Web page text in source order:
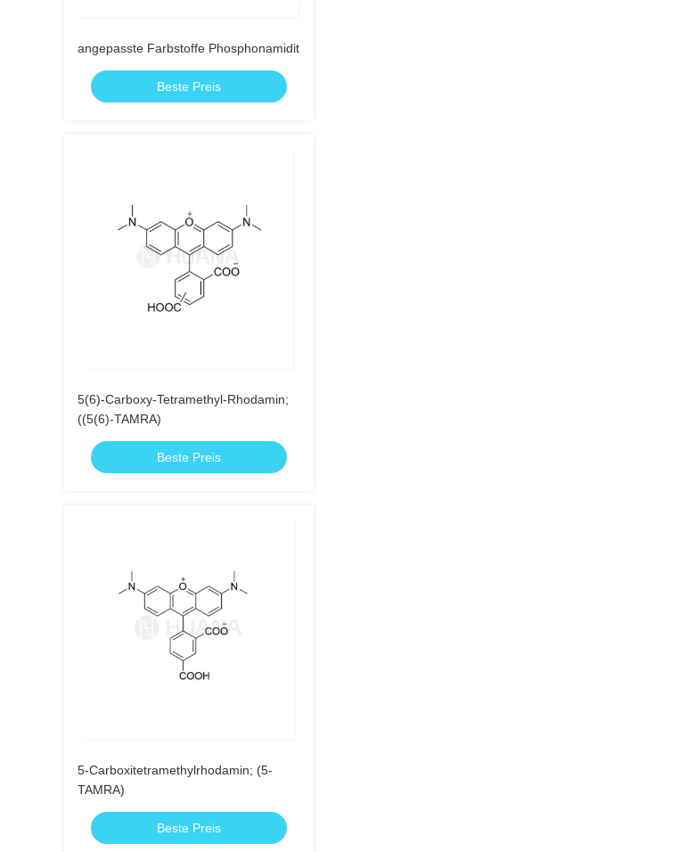
angepasste Farbstoffe Phosphonamidit
Beste Preis
5(6)-Carboxy-Tetramethyl-Rhodamin;
((5(6)-TAMRA)
Beste Preis
5-Carboxitetramethylrhodamin; (5-
TAMRA)
Beste Preis